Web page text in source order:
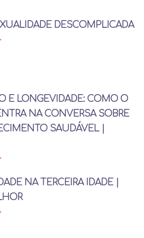
DESCOMPLICADA
E LONGEVIDADE: COMO O
NA CONVERSA SOBRE
SAUDÁVEL |
NA TERCEIRA IDADE |